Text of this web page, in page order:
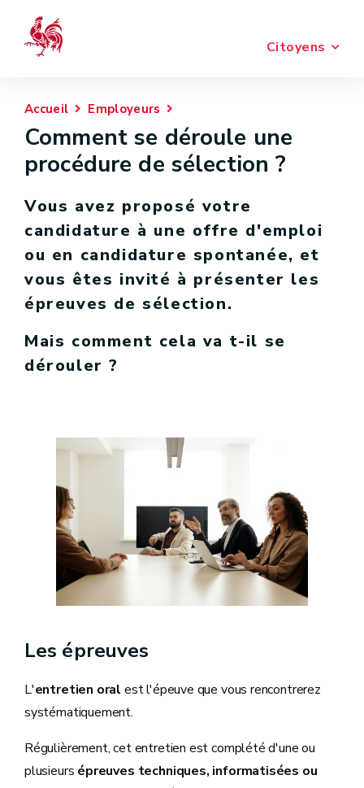
Citoyens
Accueil Employeurs
Comment se déroule une
procédure de sélection ?
Vous avez proposé votre
candidature à une offre d'emploi
ou en candidature spontanée, et
vous êtes invité à présenter les
épreuves de sélection.
Mais comment cela va t-il se
dérouler ?
Les épreuves
L'entretien oral est l'épeuve que vous rencontrerez
systématiquement.
Régulièrement, cet entretien est complété d'une ou
plusieurs épreuves techniques, informatisées ou